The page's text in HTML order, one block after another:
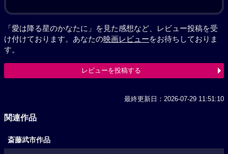
「愛は降る星のかなたに」を見た感想など、レビュー投稿を受
け付けております。あなたの映画レビューをお待ちしておりま
す。
レビューを投稿する
最終更新日：2026-07-29 11:51:10
関連作品
斎藤武市作品